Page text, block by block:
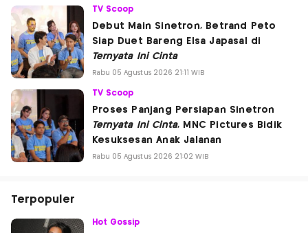
TV Scoop
Debut Main Sinetron, Betrand Peto
Siap Duet Bareng Elsa Japasal di
Ternyata Ini Cinta
Rabu 05 Agustus 2026 21:11 WIB
TV Scoop
Proses Panjang Persiapan Sinetron
Ternyata Ini Cinta, MNC Pictures Bidik
Kesuksesan Anak Jalanan
Rabu 05 Agustus 2026 21:02 WIB
Terpopuler
Hot Gossip